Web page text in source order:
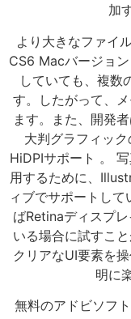
加
より大きなファイ
CS6 Macバージョ
していても、複数
す。したがって、
ます。また、開発
大判グラフィッ
HiDPIサポート 。
用するために、
ィブでサポートし
ばRetinaディスプ
いる場合に試すこ
クリアなUI要素を
明に
無料のアドビソフ